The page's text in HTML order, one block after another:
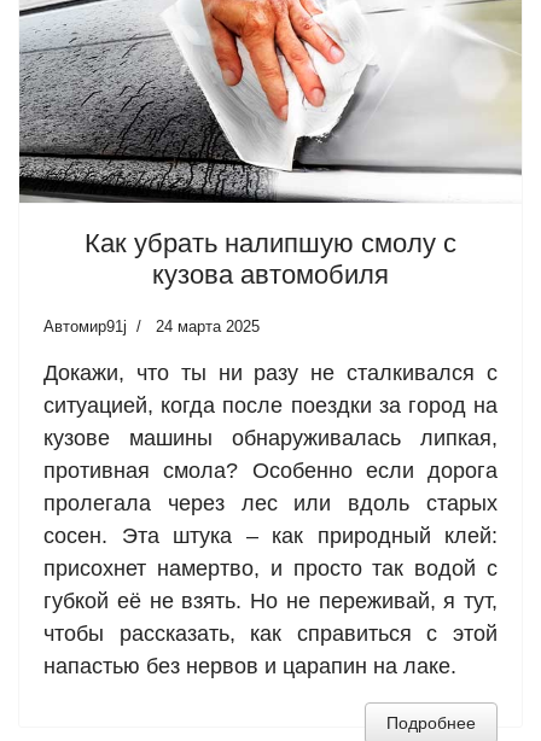
Как убрать налипшую смолу с
кузова автомобиля
Автомир91j 24 марта 2025
Докажи, что ты ни разу не сталкивался с
ситуацией, когда после поездки за город на
кузове машины обнаруживалась липкая,
противная смола? Особенно если дорога
пролегала через лес или вдоль старых
сосен. Эта штука – как природный клей:
присохнет намертво, и просто так водой с
губкой её не взять. Но не переживай, я тут,
чтобы рассказать, как справиться с этой
напастью без нервов и царапин на лаке.
Подробнее